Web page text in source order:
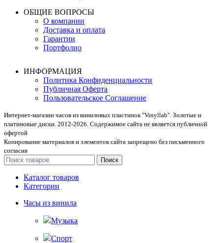
ОБЩИЕ ВОПРОСЫ
О компании
Доставка и оплата
Гарантии
Портфолио
ИНФОРМАЦИЯ
Политика Конфиденциальности
Публичная Оферта
Пользовательское Соглашение
Интернет-магазин часов из виниловых пластинок "Vinyllab". Золотые и
платиновые диски. 2012-2026. Содержимое сайта не является публичной
офертой
Копирование материалов и элементов сайта запрещено без письменного
согласия
Поиск
Каталог товаров
Категории
Часы из винила
Музыка
Спорт